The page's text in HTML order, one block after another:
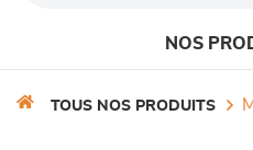
NOS
TOUS NOS PRODUITS